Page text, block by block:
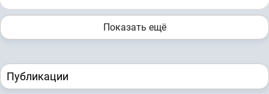
Показать ещё
Публикации